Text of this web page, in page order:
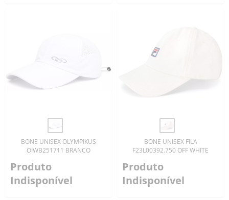
BONE UNISEX OLYMPIKUS
OIWB251711 BRANCO
Produto
Indisponível
BONE UNISEX FILA
F23L00392.750 OFF WHITE
Produto
Indisponível